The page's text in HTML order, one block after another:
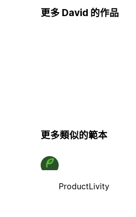
更多 David 的作品
更多類似的範本
ProductLivity